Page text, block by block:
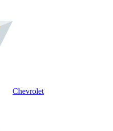
Chevrolet